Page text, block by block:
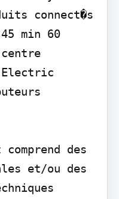
connect�s
min 60
Electric
des
et/ou des